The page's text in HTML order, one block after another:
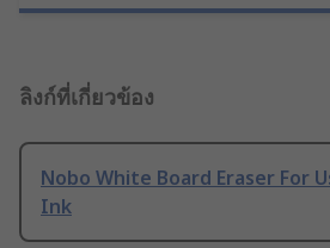
ลิงก์ที่เกี่ยวข้อง
Nobo White Board Eraser For
Ink